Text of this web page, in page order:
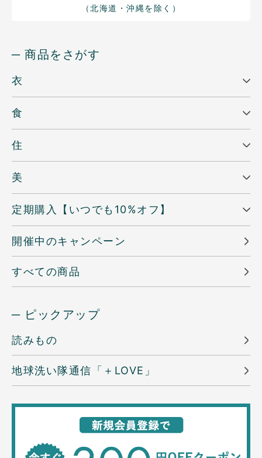
（北海道・沖縄を除く）
─ 商品をさがす
衣
食
住
美
定期購入【いつでも10%オフ】
開催中のキャンペーン
すべての商品
─ ピックアップ
読みもの
地球洗い隊通信「＋LOVE」